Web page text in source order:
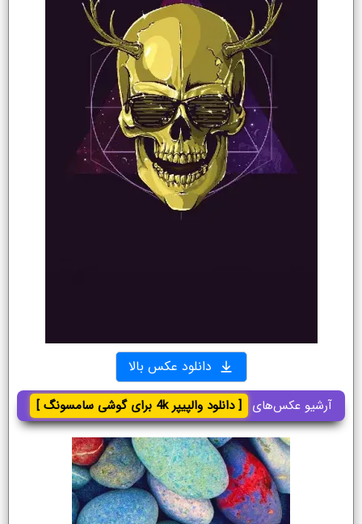
دانلود عکس بالا
آرشیو عکس‌های [ دانلود والپیپر 4k برای گوشی سامسونگ ]